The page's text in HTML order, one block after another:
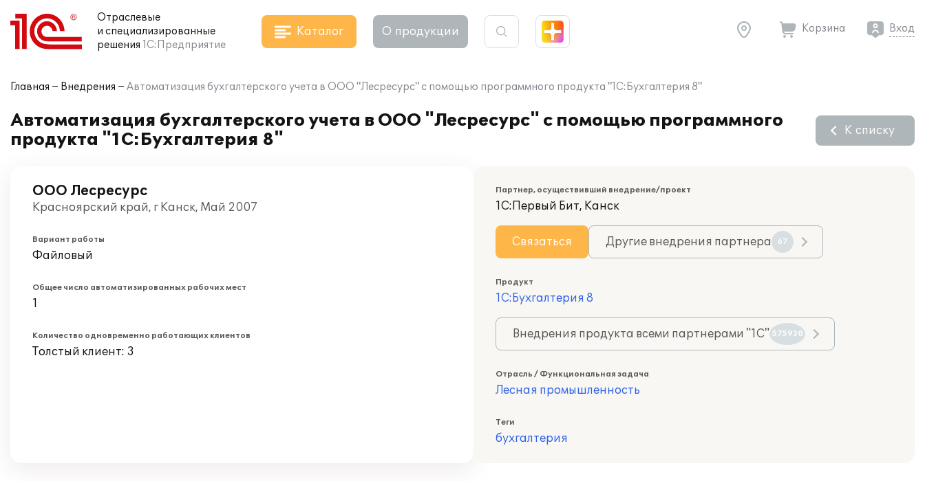
Отраслевые
и специализированные
решения 1С:Предприятие
Каталог О продукции Корзина Вход
Главная Внедрения Автоматизация бухгалтерского учета в ООО "Лесресурс" с помощью программного продукта "1С:Бухгалтерия 8"
Автоматизация бухгалтерского учета в ООО "Лесресурс" с помощью программного
продукта "1С:Бухгалтерия 8"
К списку
ООО Лесресурс
Красноярский край, г Канск, Май 2007
Вариант работы
Файловый
Общее число автоматизированных рабочих мест
1
Количество одновременно работающих клиентов
Толстый клиент: 3
Партнер, осуществивший внедрение/проект
1С:Первый Бит, Канск
Связаться Другие внедрения партнера 67
Продукт
1С:Бухгалтерия 8
Внедрения продукта всеми партнерами "1С" 575930
Отрасль / Функциональная задача
Лесная промышленность
Теги
бухгалтерия